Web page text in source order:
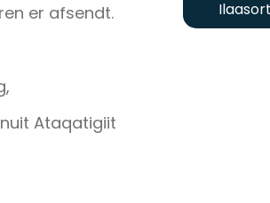
er afsendt.
Ataqatigiit